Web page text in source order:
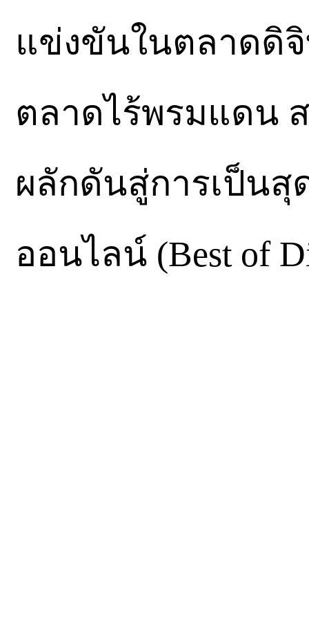
แข่งขันในตลาดดิ
ตลาดไร้พรมแดน
ผลักดันสู่การเป็น
ออนไลน์ (Best of